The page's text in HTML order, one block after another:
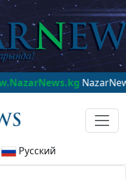
NazarNews - в
Русский